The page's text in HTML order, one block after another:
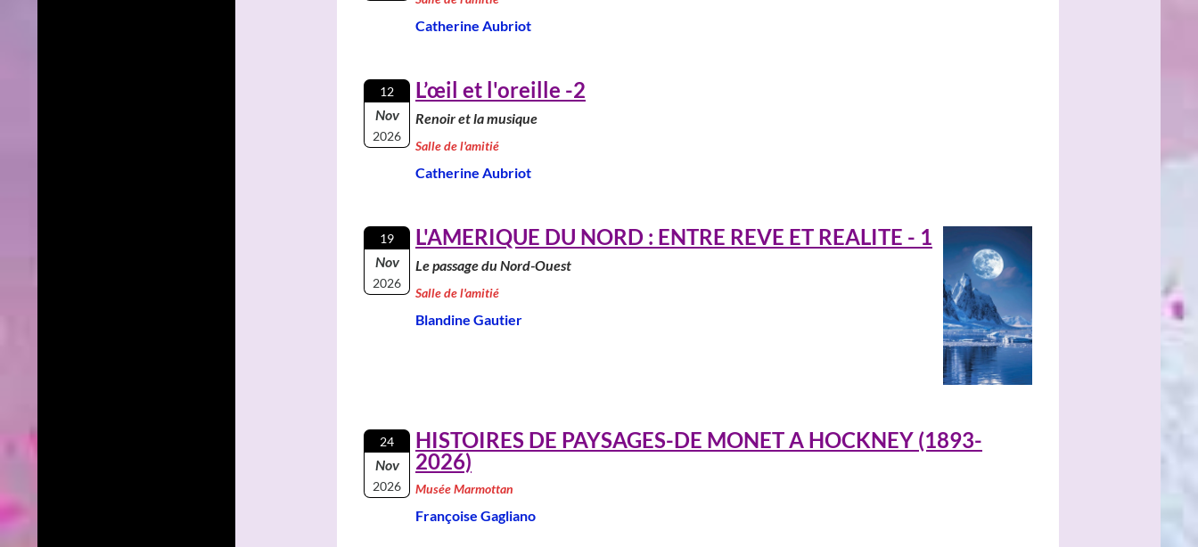
Catherine Aubriot
12
Nov
2026
L’œil et l'oreille -2
Renoir et la musique
Salle de l'amitié
Catherine Aubriot
19
Nov
2026
L'AMERIQUE DU NORD : ENTRE REVE ET REALITE - 1
Le passage du Nord-Ouest
Salle de l'amitié
Blandine Gautier
24
Nov
2026
HISTOIRES DE PAYSAGES-DE MONET A HOCKNEY (1893-
2026)
Musée Marmottan
Françoise Gagliano